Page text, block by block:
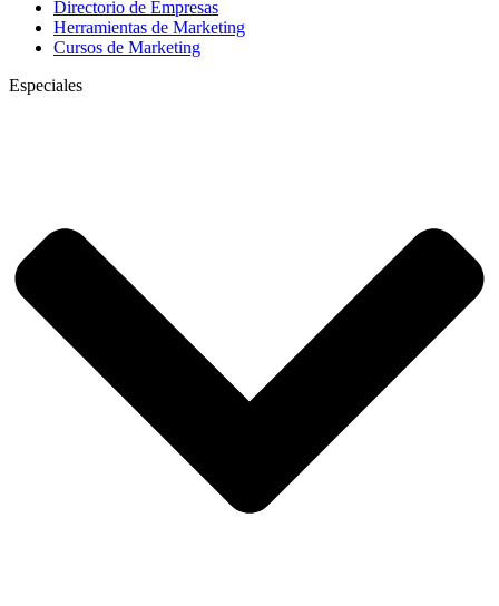
Directorio de Empresas
Herramientas de Marketing
Cursos de Marketing
Especiales